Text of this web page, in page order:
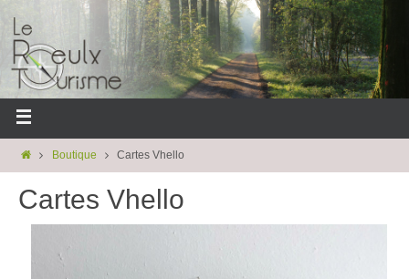
Boutique Cartes Vhello
Cartes Vhello